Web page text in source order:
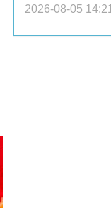
2026-08-05 14:21